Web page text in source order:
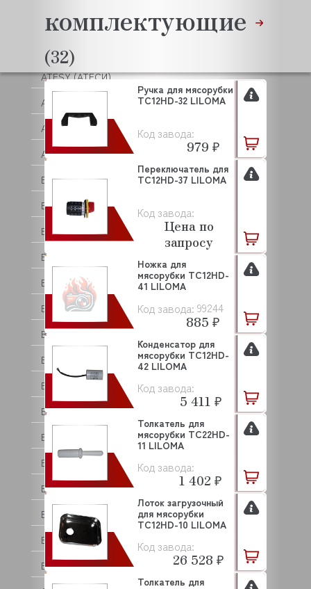
ASSUM
ATA
ATESY (АТЕСИ)
ATOLLSPEED
AUCMA
AURORA
BAKEBERRY
BARBOSSA P.L.
BARTSCHER
BASSANINA
BEAR VARIMIXER
BECKERS
BERKEL
BERTOS
BESSERVACUUM
BOKNI
BONGARD
BRAS
BRAVILOR BONAMAT
BREMA
BRISKLY
BRITA
комплектующие
(32)
Код завода:
Ручка для мясорубки
TC12HD-32 LILOMA
979 ₽
Код завода:
Переключатель для
TC12HD-37 LILOMA
Цена по
запросу
Код завода: 99244
Ножка для
мясорубки TC12HD-
41 LILOMA
885 ₽
Код завода:
Конденсатор для
мясорубки TC12HD-
42 LILOMA
5 411 ₽
Код завода:
Толкатель для
мясорубки TC22HD-
11 LILOMA
1 402 ₽
Код завода:
Лоток загрузочный
для мясорубки
TC12HD-10 LILOMA
26 528 ₽
Толкатель для